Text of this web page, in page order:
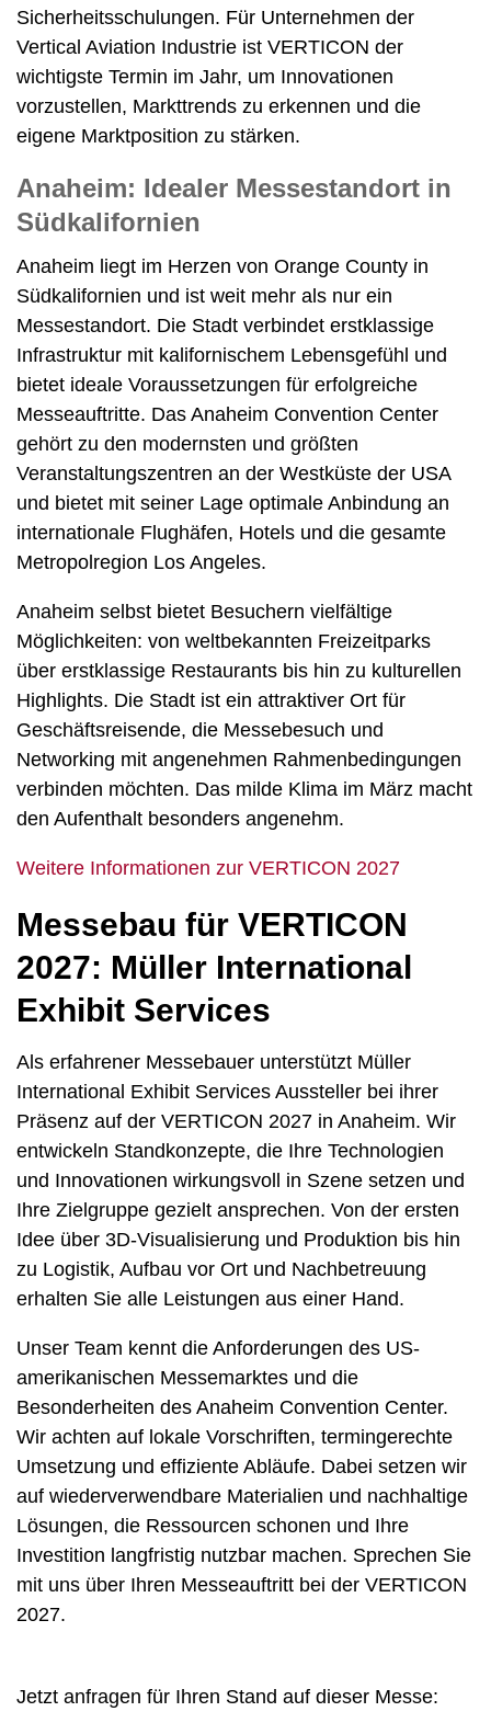
Sicherheitsschulungen. Für Unternehmen der
Vertical Aviation Industrie ist VERTICON der
wichtigste Termin im Jahr, um Innovationen
vorzustellen, Markttrends zu erkennen und die
eigene Marktposition zu stärken.
Anaheim: Idealer Messestandort in
Südkalifornien
Anaheim liegt im Herzen von Orange County in
Südkalifornien und ist weit mehr als nur ein
Messestandort. Die Stadt verbindet erstklassige
Infrastruktur mit kalifornischem Lebensgefühl und
bietet ideale Voraussetzungen für erfolgreiche
Messeauftritte. Das Anaheim Convention Center
gehört zu den modernsten und größten
Veranstaltungszentren an der Westküste der USA
und bietet mit seiner Lage optimale Anbindung an
internationale Flughäfen, Hotels und die gesamte
Metropolregion Los Angeles.
Anaheim selbst bietet Besuchern vielfältige
Möglichkeiten: von weltbekannten Freizeitparks
über erstklassige Restaurants bis hin zu kulturellen
Highlights. Die Stadt ist ein attraktiver Ort für
Geschäftsreisende, die Messebesuch und
Networking mit angenehmen Rahmenbedingungen
verbinden möchten. Das milde Klima im März macht
den Aufenthalt besonders angenehm.
Weitere Informationen zur VERTICON 2027
Messebau für VERTICON
2027: Müller International
Exhibit Services
Als erfahrener Messebauer unterstützt Müller
International Exhibit Services Aussteller bei ihrer
Präsenz auf der VERTICON 2027 in Anaheim. Wir
entwickeln Standkonzepte, die Ihre Technologien
und Innovationen wirkungsvoll in Szene setzen und
Ihre Zielgruppe gezielt ansprechen. Von der ersten
Idee über 3D-Visualisierung und Produktion bis hin
zu Logistik, Aufbau vor Ort und Nachbetreuung
erhalten Sie alle Leistungen aus einer Hand.
Unser Team kennt die Anforderungen des US-
amerikanischen Messemarktes und die
Besonderheiten des Anaheim Convention Center.
Wir achten auf lokale Vorschriften, termingerechte
Umsetzung und effiziente Abläufe. Dabei setzen wir
auf wiederverwendbare Materialien und nachhaltige
Lösungen, die Ressourcen schonen und Ihre
Investition langfristig nutzbar machen. Sprechen Sie
mit uns über Ihren Messeauftritt bei der VERTICON
2027.
Jetzt anfragen für Ihren Stand auf dieser Messe: